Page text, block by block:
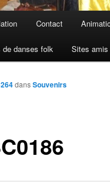
Contact
de danses folk Sites amis
dansSouvenirs